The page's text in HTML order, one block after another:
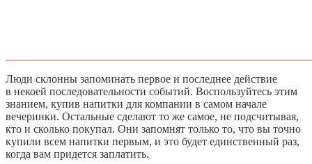
Люди склонны запоминать первое и последнее действие
в некоей последовательности событий. Воспользуйтесь этим
знанием, купив напитки для компании в самом начале
вечеринки. Остальные сделают то же самое, не подсчитывая,
кто и сколько покупал. Они запомнят только то, что вы точно
купили всем напитки первым, и это будет единственный раз,
когда вам придется заплатить.